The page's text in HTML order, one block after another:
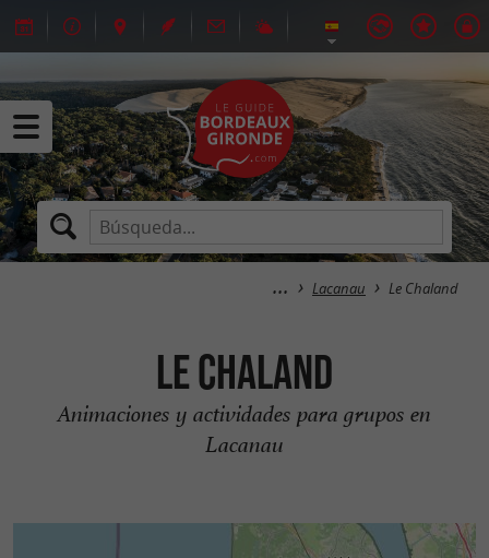
Lacanau Le Chaland
Le Chaland
Animaciones y actividades para grupos en
Lacanau